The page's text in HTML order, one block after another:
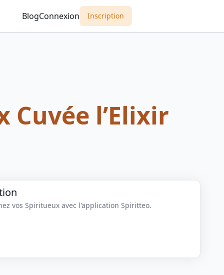
BlogConnexion Inscription
Cuvée l’Elixir
vos Spiritueux avec l'application Spiritteo.